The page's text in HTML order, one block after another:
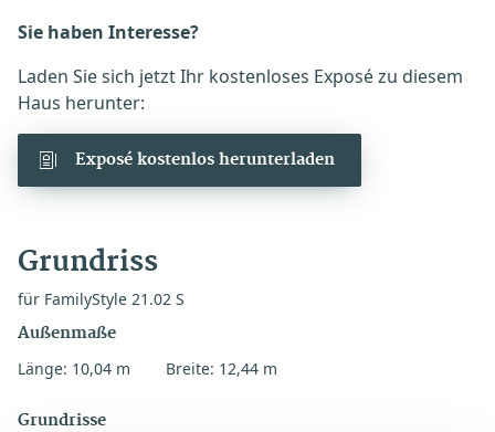
Sie haben Interesse?
Laden Sie sich jetzt Ihr kostenloses Exposé zu diesem
Haus herunter:
Exposé kostenlos herunterladen
Grundriss
für FamilyStyle 21.02 S
Außenmaße
Länge: 10,04 m Breite: 12,44 m
Grundrisse